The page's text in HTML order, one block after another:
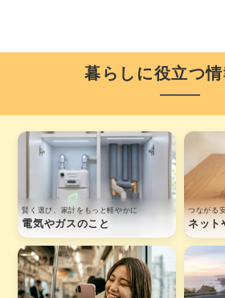
暮らしに役立つ
賢く選び、家計をもっと軽やかに
電気やガスのこと
つながる
ネット